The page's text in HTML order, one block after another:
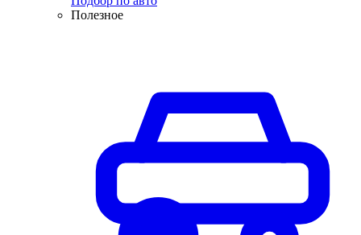
Полезное